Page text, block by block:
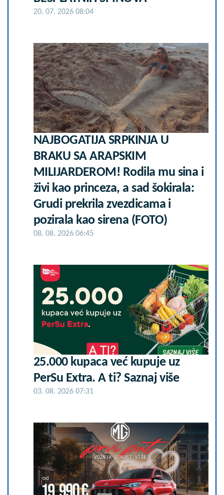
20. 07. 2026 08:04
NAJBOGATIJA SRPKINJA U
BRAKU SA ARAPSKIM
MILIJARDEROM! Rodila mu sina i
živi kao princeza, a sad šokirala:
Grudi prekrila zvezdicama i
pozirala kao sirena (FOTO)
08. 08. 2026 06:45
25.000 kupaca već kupuje uz
PerSu Extra. A ti? Saznaj više
03. 08. 2026 07:31